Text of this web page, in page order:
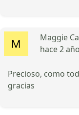
Maggie
hace 2
Precioso, como
gracias